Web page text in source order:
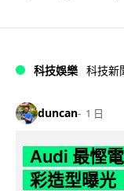
科技娛樂 科技新
duncan 1 日
Audi 最慳
彩造型曝